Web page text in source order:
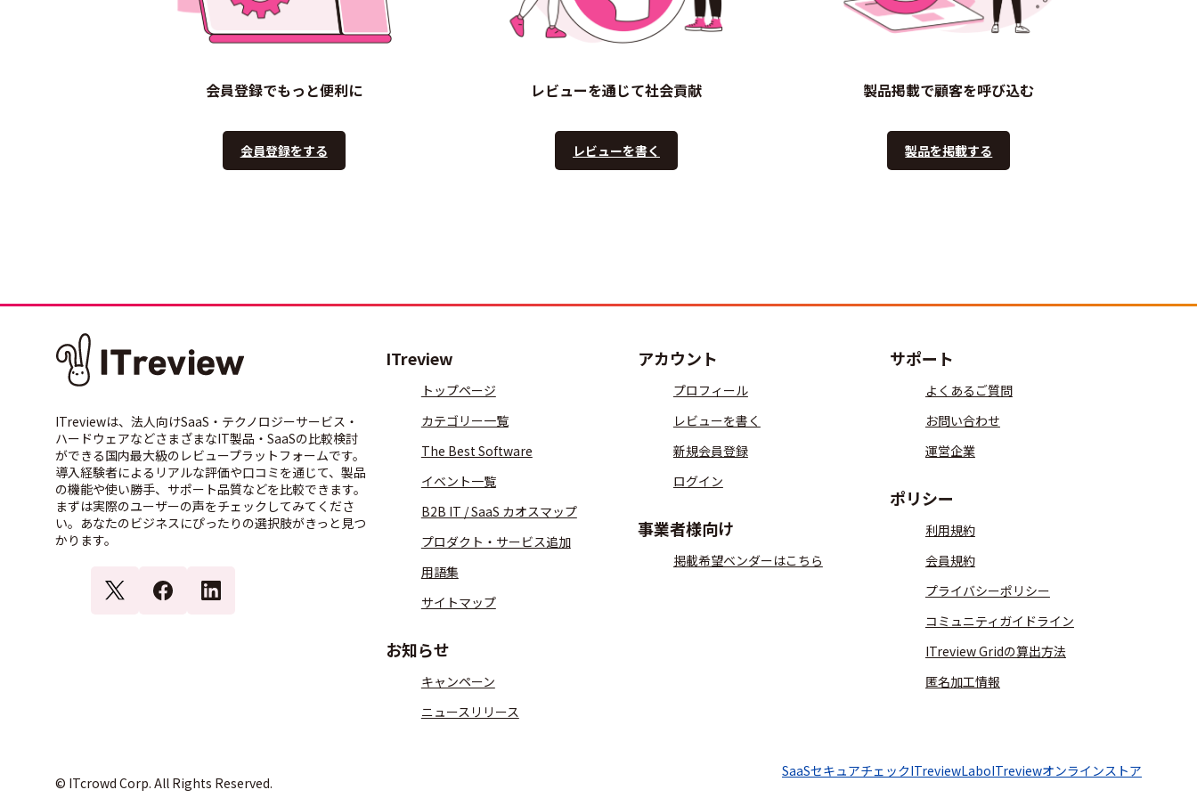
会員登録でもっと便利に
会員登録をする
レビューを通じて社会貢献
レビューを書く
製品掲載で顧客を呼び込む
製品を掲載する
ITreviewは、法人向けSaaS・テクノロジーサービス・
ハードウェアなどさまざまなIT製品・SaaSの比較検討
ができる国内最大級のレビュープラットフォームです。
導入経験者によるリアルな評価や口コミを通じて、製品
の機能や使い勝手、サポート品質などを比較できます。
まずは実際のユーザーの声をチェックしてみてくださ
い。あなたのビジネスにぴったりの選択肢がきっと見つ
かります。
ITreview
トップページ
カテゴリー一覧
The Best Software
イベント一覧
B2B IT / SaaS カオスマップ
プロダクト・サービス追加
用語集
サイトマップ
お知らせ
キャンペーン
ニュースリリース
アカウント
プロフィール
レビューを書く
新規会員登録
ログイン
事業者様向け
掲載希望ベンダーはこちら
サポート
よくあるご質問
お問い合わせ
運営企業
ポリシー
利用規約
会員規約
プライバシーポリシー
コミュニティガイドライン
ITreview Gridの算出方法
匿名加工情報
© ITcrowd Corp. All Rights Reserved.
SaaSセキュアチェックITreviewLaboITreviewオンラインストア